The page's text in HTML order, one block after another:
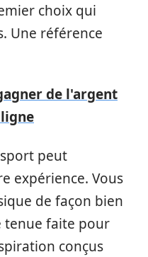
choix qui
Une référence
de l'argent
sport peut
expérience. Vous
de façon bien
tenue faite pour
conçus